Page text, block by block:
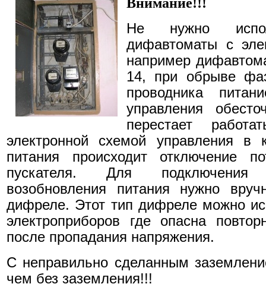
Не нужно
дифавтоматы с
например
14, при обрыве
проводника
управления
перестает
электронной схемой управления в
питания происходит отключение
пускателя. Для подключения
возобновления питания нужно
дифреле. Этот тип дифреле можно
электроприборов где опасна
после пропадания напряжения.
С неправильно сделанным
чем без заземления!!!